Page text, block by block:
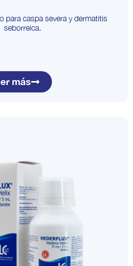
para caspa severa y dermatitis
seborreica.
más